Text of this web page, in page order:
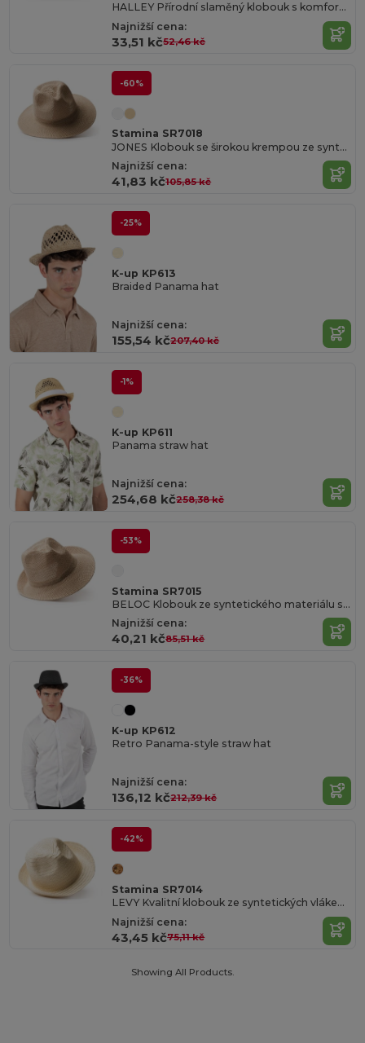
HALLEY Přírodní slaměný klobouk s komfortním páskem proti pocení
Najnižší cena:
33,51 kč52,46 kč
-60%
Stamina SR7018
JONES Klobouk se širokou krempou ze syntetických vláken s komfortním vnitřním páskem proti pocení
Najnižší cena:
41,83 kč105,85 kč
-25%
K-up KP613
Braided Panama hat
Najnižší cena:
155,54 kč207,40 kč
-1%
K-up KP611
Panama straw hat
Najnižší cena:
254,68 kč258,38 kč
-53%
Stamina SR7015
BELOC Klobouk ze syntetického materiálu s komfortním vnitřním páskem proti pocení
Najnižší cena:
40,21 kč85,51 kč
-36%
K-up KP612
Retro Panama-style straw hat
Najnižší cena:
136,12 kč212,39 kč
-42%
Stamina SR7014
LEVY Kvalitní klobouk ze syntetických vláken s komfortním vnitřním páskem proti pocení
Najnižší cena:
43,45 kč75,11 kč
Showing All Products.